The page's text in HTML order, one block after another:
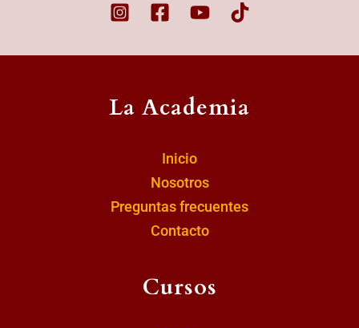
La Academia
Inicio
Nosotros
Preguntas frecuentes
Contacto
Cursos